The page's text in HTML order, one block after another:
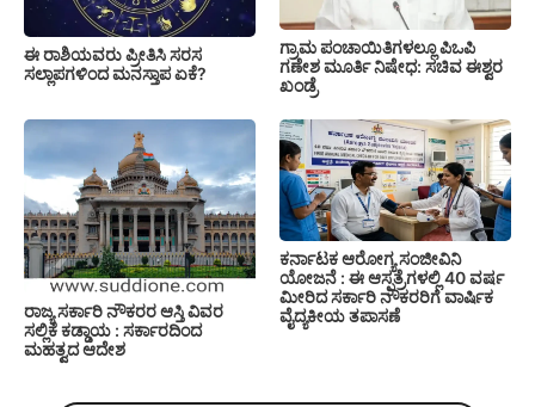
ಈ ರಾಶಿಯವರು ಪ್ರೀತಿಸಿ ಸರಸ
ಸಲ್ಲಾಪಗಳಿಂದ ಮನಸ್ತಾಪ ಏಕೆ?
ಗ್ರಾಮ ಪಂಚಾಯಿತಿಗಳಲ್ಲೂ ಪಿಒಪಿ
ಗಣೇಶ ಮೂರ್ತಿ ನಿಷೇಧ: ಸಚಿವ ಈಶ್ವರ
ಖಂಡ್ರೆ
ರಾಜ್ಯ ಸರ್ಕಾರಿ ನೌಕರರ ಆಸ್ತಿ ವಿವರ
ಸಲ್ಲಿಕೆ ಕಡ್ಡಾಯ : ಸರ್ಕಾರದಿಂದ
ಮಹತ್ವದ ಆದೇಶ
ಕರ್ನಾಟಕ ಆರೋಗ್ಯ ಸಂಜೀವಿನಿ
ಯೋಜನೆ : ಈ ಆಸ್ಪತ್ರೆಗಳಲ್ಲಿ 40 ವರ್ಷ
ಮೀರಿದ ಸರ್ಕಾರಿ ನೌಕರರಿಗೆ ವಾರ್ಷಿಕ
ವೈದ್ಯಕೀಯ ತಪಾಸಣೆ